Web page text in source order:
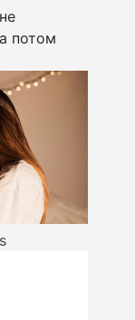
потом